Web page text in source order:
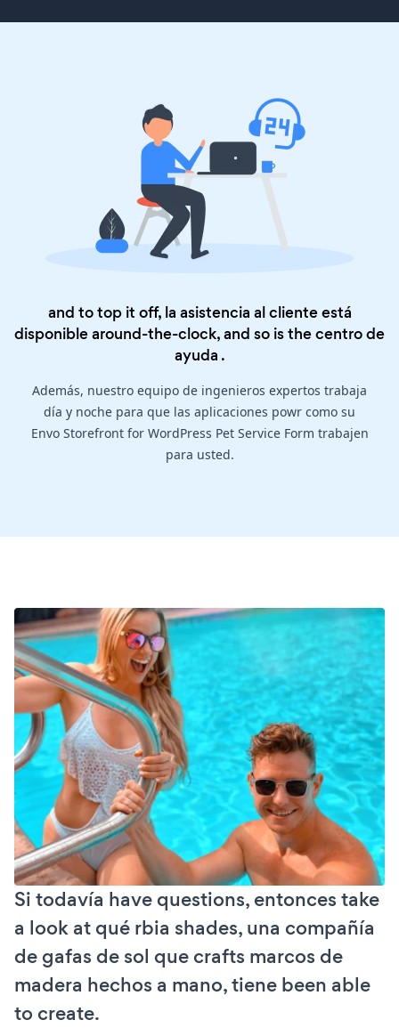
and to top it off, la asistencia al cliente está
disponible around-the-clock, and so is thecentro de
ayuda .
Además, nuestro equipo de ingenieros expertos trabaja
día y noche para que las aplicaciones powr como su
Envo Storefront for WordPress Pet Service Form trabajen
para usted.
Si todavía have questions, entonces take
a look at qué rbia shades, una compañía
de gafas de sol que crafts marcos de
madera hechos a mano, tiene been able
to create.